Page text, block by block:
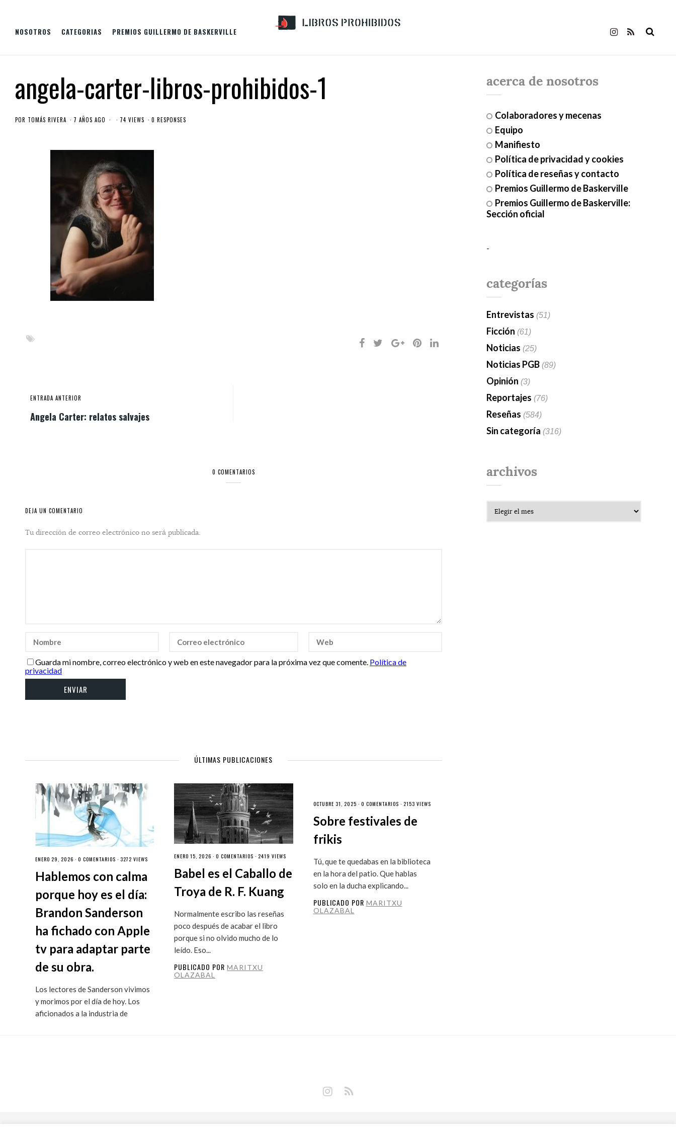
NOSOTROS CATEGORIAS PREMIOS GUILLERMO DE BASKERVILLE
angela-carter-libros-prohibidos-1
POR TOMÁS RIVERA 7 AÑOS AGO 74 VIEWS 0 RESPONSES
ENTRADA ANTERIOR
Angela Carter: relatos salvajes
0 COMENTARIOS
DEJA UN COMENTARIO
Tu dirección de correo electrónico no será publicada.
Guarda mi nombre, correo electrónico y web en este navegador para la próxima vez que comente. Política de
privacidad
ÚLTIMAS PUBLICACIONES
ENERO 29, 2026 · 0 COMENTARIOS · 3272 VIEWS
Hablemos con calma
porque hoy es el día:
Brandon Sanderson
ha fichado con Apple
tv para adaptar parte
de su obra.
Los lectores de Sanderson vivimos
y morimos por el día de hoy. Los
aficionados a la industria de
ENERO 15, 2026 ·0 COMENTARIOS · 2419 VIEWS
Babel es el Caballo de
Troya de R. F. Kuang
Normalmente escribo las reseñas
poco después de acabar el libro
porque si no olvido mucho de lo
leído. Eso...
PUBLICADO PORMARITXU
OLAZABAL
OCTUBRE 31, 2025 · 0 COMENTARIOS · 2153 VIEWS
Sobre festivales de
frikis
Tú, que te quedabas en la biblioteca
en la hora del patio. Que hablas
solo en la ducha explicando...
PUBLICADO POR MARITXU
OLAZABAL
acerca de nosotros
Colaboradores y mecenas
Equipo
Manifiesto
Política de privacidad y cookies
Política de reseñas y contacto
Premios Guillermo de Baskerville
Premios Guillermo de Baskerville:
Sección oficial
-
categorías
Entrevistas (51)
Ficción (61)
Noticias (25)
Noticias PGB (89)
Opinión (3)
Reportajes (76)
Reseñas (584)
Sin categoría (316)
archivos